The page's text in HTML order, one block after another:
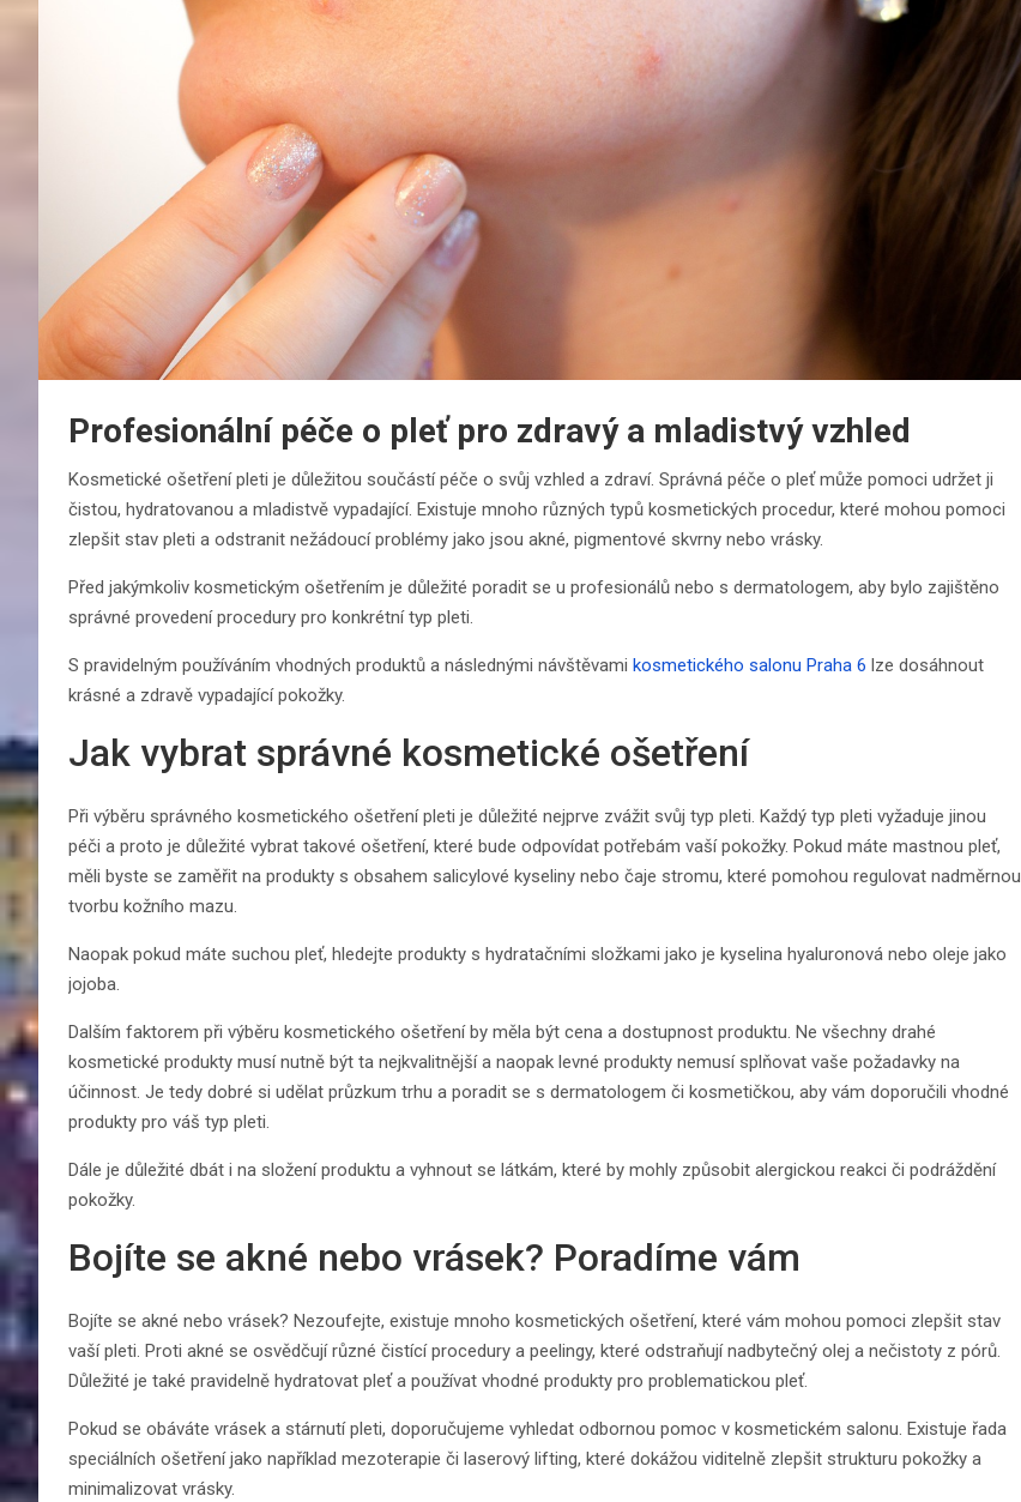
Profesionální péče o pleť pro zdravý a mladistvý vzhled
Kosmetické ošetření pleti je důležitou součástí péče o svůj vzhled a zdraví. Správná péče o pleť může pomoci udržet ji
čistou, hydratovanou a mladistvě vypadající. Existuje mnoho různých typů kosmetických procedur, které mohou pomoci
zlepšit stav pleti a odstranit nežádoucí problémy jako jsou akné, pigmentové skvrny nebo vrásky.
Před jakýmkoliv kosmetickým ošetřením je důležité poradit se u profesionálů nebo s dermatologem, aby bylo zajištěno
správné provedení procedury pro konkrétní typ pleti.
S pravidelným používáním vhodných produktů a následnými návštěvami kosmetického salonu Praha 6 lze dosáhnout
krásné a zdravě vypadající pokožky.
Jak vybrat správné kosmetické ošetření
Při výběru správného kosmetického ošetření pleti je důležité nejprve zvážit svůj typ pleti. Každý typ pleti vyžaduje jinou
péči a proto je důležité vybrat takové ošetření, které bude odpovídat potřebám vaší pokožky. Pokud máte mastnou pleť,
měli byste se zaměřit na produkty s obsahem salicylové kyseliny nebo čaje stromu, které pomohou regulovat nadměrnou
tvorbu kožního mazu.
Naopak pokud máte suchou pleť, hledejte produkty s hydratačními složkami jako je kyselina hyaluronová nebo oleje jako
jojoba.
Dalším faktorem při výběru kosmetického ošetření by měla být cena a dostupnost produktu. Ne všechny drahé
kosmetické produkty musí nutně být ta nejkvalitnější a naopak levné produkty nemusí splňovat vaše požadavky na
účinnost. Je tedy dobré si udělat průzkum trhu a poradit se s dermatologem či kosmetičkou, aby vám doporučili vhodné
produkty pro váš typ pleti.
Dále je důležité dbát i na složení produktu a vyhnout se látkám, které by mohly způsobit alergickou reakci či podráždění
pokožky.
Bojíte se akné nebo vrásek? Poradíme vám
Bojíte se akné nebo vrásek? Nezoufejte, existuje mnoho kosmetických ošetření, které vám mohou pomoci zlepšit stav
vaší pleti. Proti akné se osvědčují různé čistící procedury a peelingy, které odstraňují nadbytečný olej a nečistoty z pórů.
Důležité je také pravidelně hydratovat pleť a používat vhodné produkty pro problematickou pleť.
Pokud se obáváte vrásek a stárnutí pleti, doporučujeme vyhledat odbornou pomoc v kosmetickém salonu. Existuje řada
speciálních ošetření jako například mezoterapie či laserový lifting, které dokážou viditelně zlepšit strukturu pokožky a
minimalizovat vrásky.